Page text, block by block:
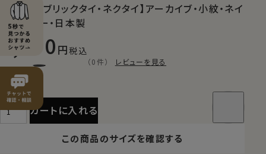
【山梨ファブリックタイ・ネクタイ】アーカイブ・小紋・ネイ
ビーブルー・日本製
7,150 税込
（0件） レビューを見る
カートに入れる
この商品のサイズを確認する